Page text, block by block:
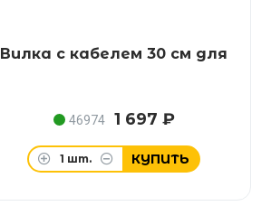
Вилка с кабелем 30 см для
46974 1 697 ₽
1 шт. КУПИТЬ